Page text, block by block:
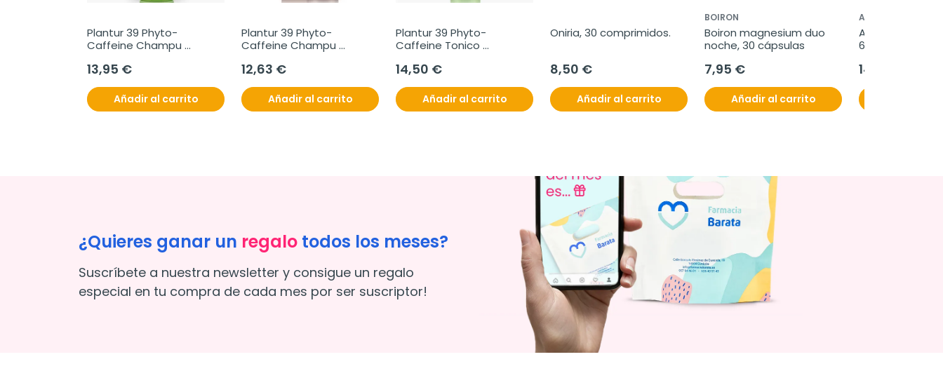
Plantur 39 Phyto-
Caffeine Champu
Anticaida Cabellos Finos,
13,95 €
Añadir al carrito
Plantur 39 Phyto-
Caffeine Champu
Oscuro, 250 ml
12,63 €
Añadir al carrito
Plantur 39 Phyto-
Caffeine Tonico
14,50 €
Añadir al carrito
Oniria, 30 comprimidos.
8,50 €
Añadir al carrito
BOIRON
Boiron magnesium duo
noche, 30 cápsulas
7,95 €
Añadir al carrito
AQUILEA
Aquilea Sueño
60 comprimidos
14,96 €
¿Quieres ganar un regalo todos los meses?
Suscríbete a nuestra newsletter y consigue un regalo
especial en tu compra de cada mes por ser suscriptor!